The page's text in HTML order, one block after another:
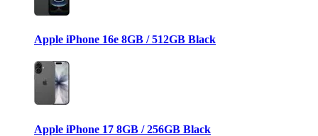
Apple iPhone 16e 8GB / 512GB Black
Apple iPhone 17 8GB / 256GB Black